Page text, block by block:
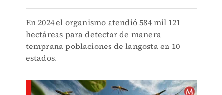
En 2024 el organismo atendió 584 mil 121
hectáreas para detectar de manera
temprana poblaciones de langosta en 10
estados.